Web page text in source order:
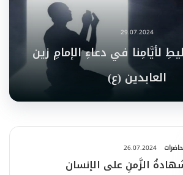
29.07.2024
لأيَّامِنا في دعاءِ الإمامِ زين
العابدين (ع)
26.07.2024
الزَّمنِ على الإنسان